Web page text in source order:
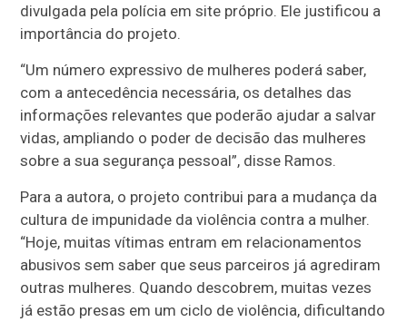
divulgada pela polícia em site próprio. Ele justificou a
importância do projeto.
“Um número expressivo de mulheres poderá saber,
com a antecedência necessária, os detalhes das
informações relevantes que poderão ajudar a salvar
vidas, ampliando o poder de decisão das mulheres
sobre a sua segurança pessoal”, disse Ramos.
Para a autora, o projeto contribui para a mudança da
cultura de impunidade da violência contra a mulher.
“Hoje, muitas vítimas entram em relacionamentos
abusivos sem saber que seus parceiros já agrediram
outras mulheres. Quando descobrem, muitas vezes
já estão presas em um ciclo de violência, dificultando